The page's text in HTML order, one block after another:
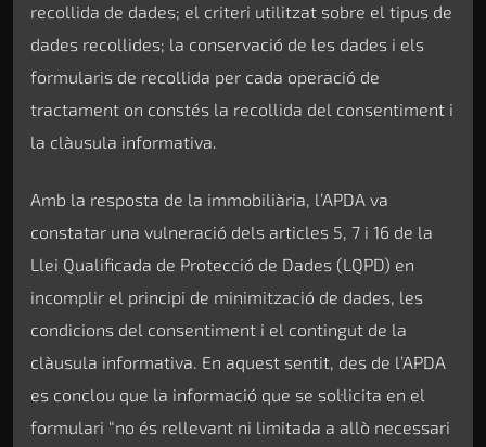
recollida de dades; el criteri utilitzat sobre el tipus de
dades recollides; la conservació de les dades i els
formularis de recollida per cada operació de
tractament on constés la recollida del consentiment i
la clàusula informativa.
Amb la resposta de la immobiliària, l’APDA va
constatar una vulneració dels articles 5, 7 i 16 de la
Llei Qualificada de Protecció de Dades (LQPD) en
incomplir el principi de minimització de dades, les
condicions del consentiment i el contingut de la
clàusula informativa. En aquest sentit, des de l’APDA
es conclou que la informació que se sol·licita en el
formulari “no és rellevant ni limitada a allò necessari